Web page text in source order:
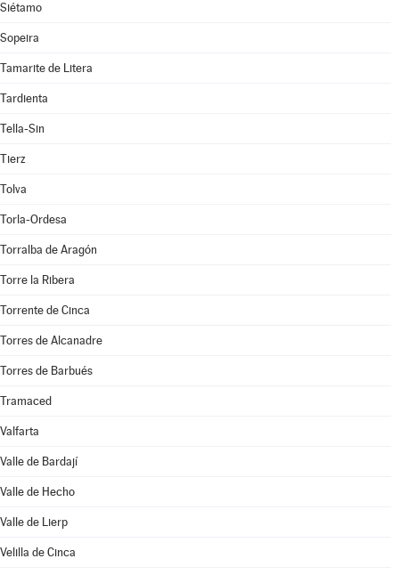
Siétamo
Sopeira
Tamarite de Litera
Tardienta
Tella-Sin
Tierz
Tolva
Torla-Ordesa
Torralba de Aragón
Torre la Ribera
Torrente de Cinca
Torres de Alcanadre
Torres de Barbués
Tramaced
Valfarta
Valle de Bardají
Valle de Hecho
Valle de Lierp
Velilla de Cinca